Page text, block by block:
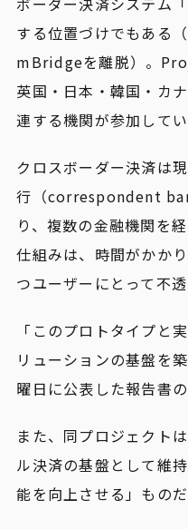
する位置づけでもある
mBridgeを離脱）。
英国・日本・韓国・カ
連する機関が参加してい
クロスボーダー決済は
行（correspondent
り、複数の金融機関を
仕組みは、時間がかか
つユーザーにとって不
「このプロトタイプと
リューションの基盤を
曜日に公表した報告書
また、同プロジェクト
ル決済の基盤として維
能を向上させる」もの